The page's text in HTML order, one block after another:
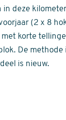
deze
(2 x 8
korte
De
is nieuw.